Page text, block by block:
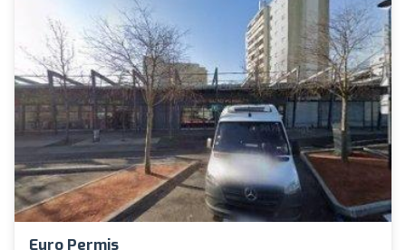
Euro Permis